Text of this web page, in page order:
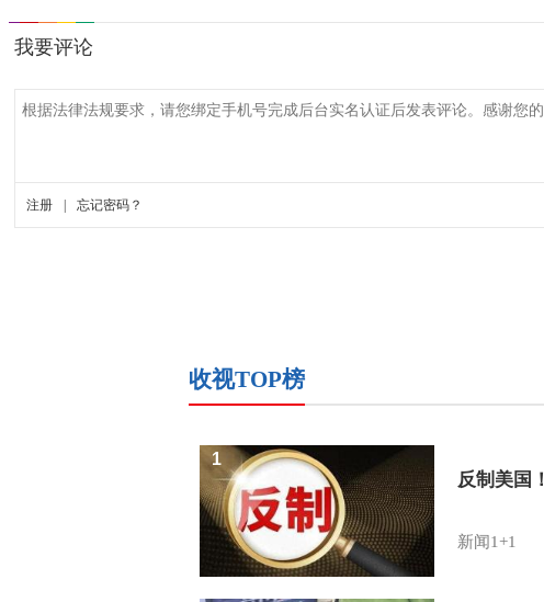
收视TOP榜
反制美国
新闻1+1
1